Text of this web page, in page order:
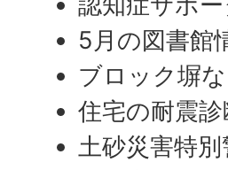
5月の図書館
ブロック塀
住宅の耐震
土砂災害特